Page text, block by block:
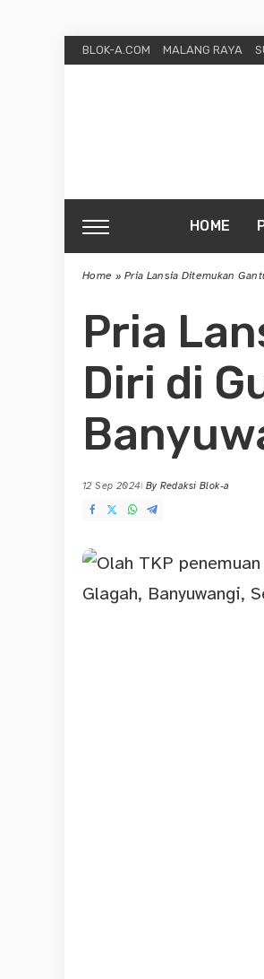
BLOK-A.COM MALANG RAYA
HOME
Home »Pria Lansia Ditemukan
Pria
Diri di
12 Sep 2024
Posted
by
By Redaksi Blok-a